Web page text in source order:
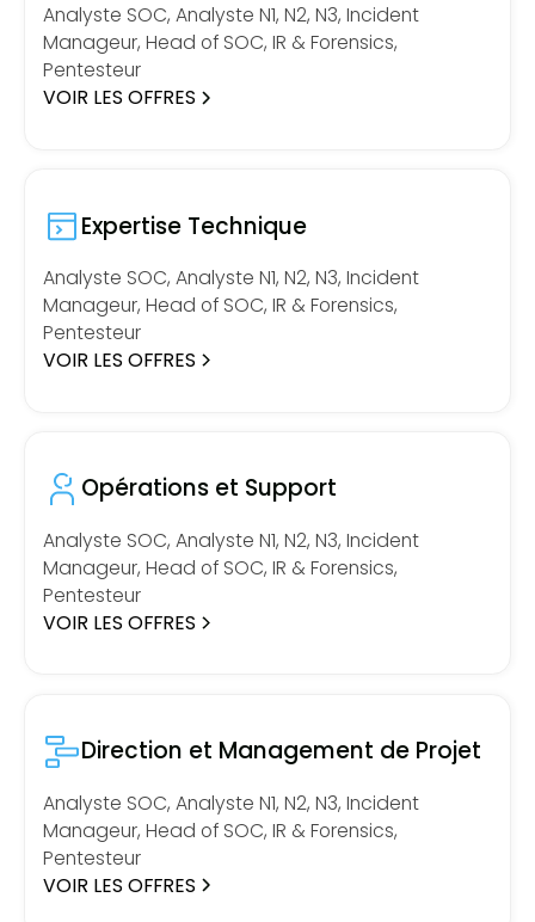
Analyste SOC, Analyste N1, N2, N3, Incident
Manageur, Head of SOC, IR & Forensics,
Pentesteur
VOIR LES OFFRES
Expertise Technique
Analyste SOC, Analyste N1, N2, N3, Incident
Manageur, Head of SOC, IR & Forensics,
Pentesteur
VOIR LES OFFRES
Opérations et Support
Analyste SOC, Analyste N1, N2, N3, Incident
Manageur, Head of SOC, IR & Forensics,
Pentesteur
VOIR LES OFFRES
Direction et Management de Projet
Analyste SOC, Analyste N1, N2, N3, Incident
Manageur, Head of SOC, IR & Forensics,
Pentesteur
VOIR LES OFFRES